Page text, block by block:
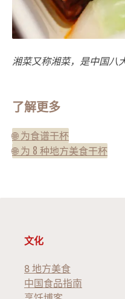
湘菜又称湘菜，是中国八
了解更多
🌐 为食谱干杯
🌐 为 8 种地方美食干杯
文化
8 地方美食
中国食品指南